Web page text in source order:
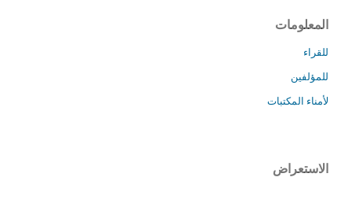
المعلومات
للقراء
للمؤلفين
لأمناء المكتبات
الاستعراض